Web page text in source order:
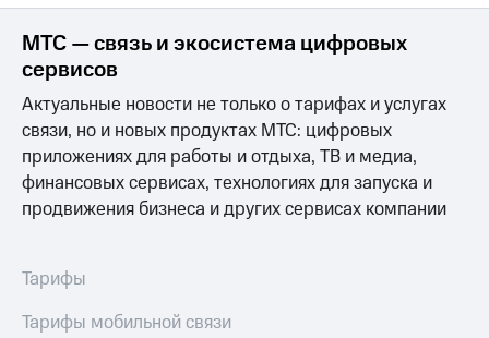
Новости
в
регионе
и акционерам
Корпоративное
управление
Корпоративный
секретарь
Раскрытие
ПАО
МТС — связь и экосистема цифровых
сервисов
Актуальные новости не только о тарифах и услугах
связи, но и новых продуктах МТС: цифровых
приложениях для работы и отдыха, ТВ и медиа,
финансовых сервисах, технологиях для запуска и
продвижения бизнеса и других сервисах компании
Тарифы
Тарифы мобильной связи